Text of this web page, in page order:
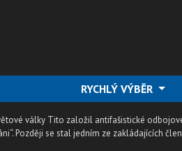
RYCHLÝ VÝBĚR
války Tito založil antifašistické
Později se stal jedním ze zakládajících